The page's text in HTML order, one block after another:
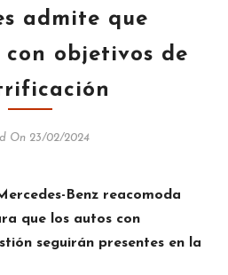
admite que
objetivos de
On 23/02/2024
Benz reacomoda
que los autos con
seguirán presentes en la